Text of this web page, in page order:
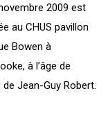
2009 est
au CHUS pavillon
Bowen à
à l’âge de
Jean-Guy Robert.